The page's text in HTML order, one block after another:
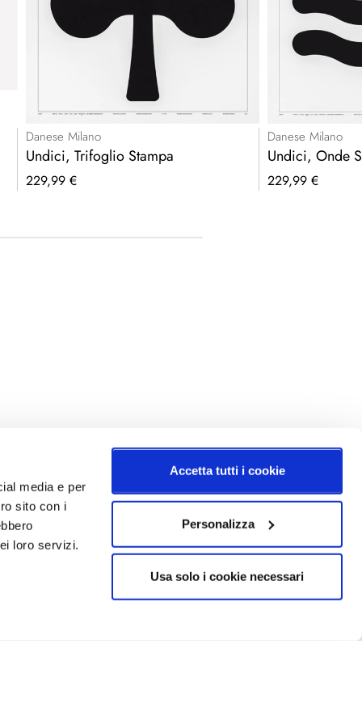
media e per
sito con i
loro servizi.
Accetta tutti i cookie
Personalizza
Usa solo i cookie necessari
Danese Milano
Undici, Trifoglio Stampa
229,99 €
Danese Milano
Undici, Onde
229,99 €